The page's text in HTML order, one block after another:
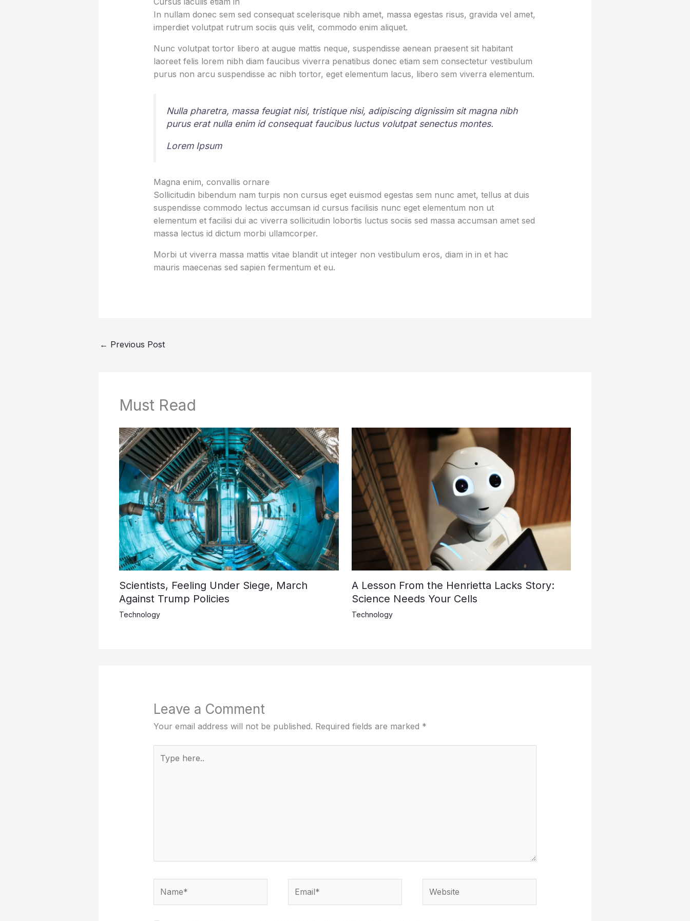
In nullam donec sem sed consequat scelerisque nibh amet, massa egestas risus, gravida vel amet,
imperdiet volutpat rutrum sociis quis velit, commodo enim aliquet.
Nunc volutpat tortor libero at augue mattis neque, suspendisse aenean praesent sit habitant
laoreet felis lorem nibh diam faucibus viverra penatibus donec etiam sem consectetur vestibulum
purus non arcu suspendisse ac nibh tortor, eget elementum lacus, libero sem viverra elementum.
Nulla pharetra, massa feugiat nisi, tristique nisi, adipiscing dignissim sit magna nibh
purus erat nulla enim id consequat faucibus luctus volutpat senectus montes.
Lorem Ipsum
Magna enim, convallis ornare
Sollicitudin bibendum nam turpis non cursus eget euismod egestas sem nunc amet, tellus at duis
suspendisse commodo lectus accumsan id cursus facilisis nunc eget elementum non ut
elementum et facilisi dui ac viverra sollicitudin lobortis luctus sociis sed massa accumsan amet sed
massa lectus id dictum morbi ullamcorper.
Morbi ut viverra massa mattis vitae blandit ut integer non vestibulum eros, diam in in et hac
mauris maecenas sed sapien fermentum et eu.
← Previous Post
Must Read
Scientists, Feeling Under Siege, March
Against Trump Policies
Technology
A Lesson From the Henrietta Lacks Story:
Science Needs Your Cells
Technology
Leave a Comment
Your email address will not be published. Required fields are marked *
here..